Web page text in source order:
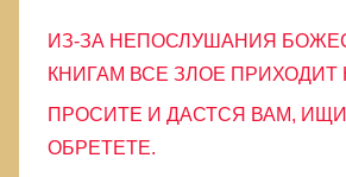
к
и
ИЗ-ЗА НЕПОСЛУШАНИЯ
КНИГАМ ВСЕ ЗЛОЕ ПРИХОДИТ
ПРОСИТЕ И ДАСТСЯ ВАМ,
ОБРЕТЕТЕ.